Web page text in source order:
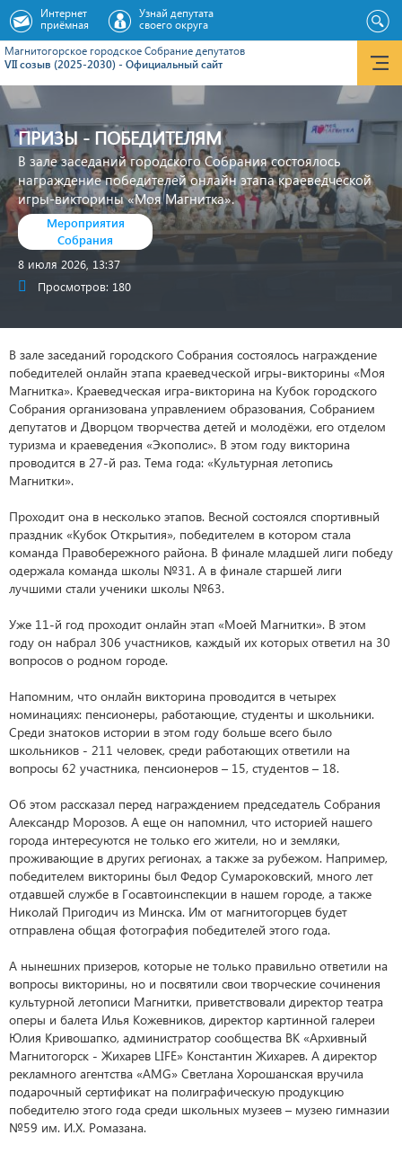
Магнитогорское городское Cобрание депутатов
VII созыв (2025-2030) - Официальный сайт
Интернет
приёмная
Узнай депутата
своего округа
ПРИЗЫ - ПОБЕДИТЕЛЯМ
В зале заседаний городского Собрания состоялось
награждение победителей онлайн этапа краеведческой
игры-викторины «Моя Магнитка».
Мероприятия
Собрания
8 июля 2026, 13:37
Просмотров: 180
В зале заседаний городского Собрания состоялось награждение
победителей онлайн этапа краеведческой игры-викторины «Моя
Магнитка». Краеведческая игра-викторина на Кубок городского
Собрания организована управлением образования, Собранием
депутатов и Дворцом творчества детей и молодёжи, его отделом
туризма и краеведения «Экополис». В этом году викторина
проводится в 27-й раз. Тема года: «Культурная летопись
Магнитки».
Проходит она в несколько этапов. Весной состоялся спортивный
праздник «Кубок Открытия», победителем в котором стала
команда Правобережного района. В финале младшей лиги победу
одержала команда школы №31. А в финале старшей лиги
лучшими стали ученики школы №63.
Уже 11-й год проходит онлайн этап «Моей Магнитки». В этом
году он набрал 306 участников, каждый их которых ответил на 30
вопросов о родном городе.
Напомним, что онлайн викторина проводится в четырех
номинациях: пенсионеры, работающие, студенты и школьники.
Среди знатоков истории в этом году больше всего было
школьников - 211 человек, среди работающих ответили на
вопросы 62 участника, пенсионеров – 15, студентов – 18.
Об этом рассказал перед награждением председатель Собрания
Александр Морозов. А еще он напомнил, что историей нашего
города интересуются не только его жители, но и земляки,
проживающие в других регионах, а также за рубежом. Например,
победителем викторины был Федор Сумароковский, много лет
отдавшей службе в Госавтоинспекции в нашем городе, а также
Николай Пригодич из Минска. Им от магнитогорцев будет
отправлена общая фотография победителей этого года.
А нынешних призеров, которые не только правильно ответили на
вопросы викторины, но и посвятили свои творческие сочинения
культурной летописи Магнитки, приветствовали директор театра
оперы и балета Илья Кожевников, директор картинной галереи
Юлия Кривошапко, администратор сообщества ВК «Архивный
Магнитогорск - Жихарев LIFE» Константин Жихарев. А директор
рекламного агентства «AMG» Светлана Хорошанская вручила
подарочный сертификат на полиграфическую продукцию
победителю этого года среди школьных музеев – музею гимназии
№59 им. И.Х. Ромазана.